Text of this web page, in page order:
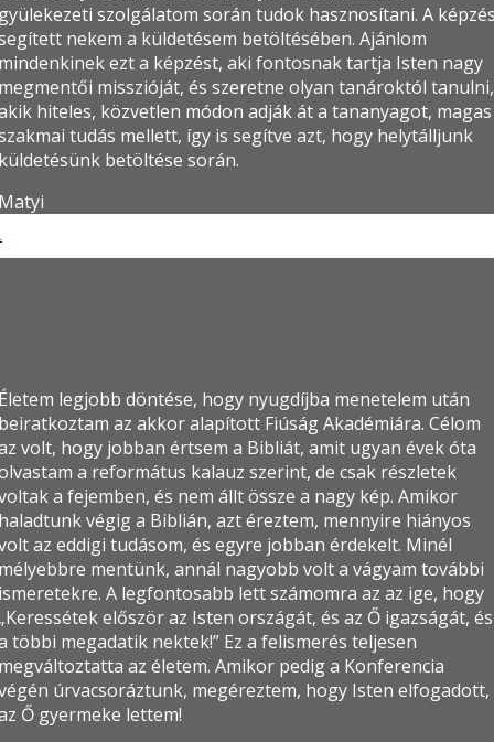
szolgálatom során tudok hasznosítani. A
nekem a küldetésem betöltésében. Ajánlom
ezt a képzést, aki fontosnak tartja Isten nagy
misszióját, és szeretne olyan tanároktól tanulni,
hiteles, közvetlen módon adják át a tananyagot, magas
tudás mellett, így is segítve azt, hogy helytálljunk
betöltése során.
legjobb döntése, hogy nyugdíjba menetelem után
az akkor alapított Fiúság Akadémiára. Célom
volt, hogy jobban értsem a Bibliát, amit ugyan évek óta
a református kalauz szerint, de csak részletek
a fejemben, és nem állt össze a nagy kép. Amikor
végig a Biblián, azt éreztem, mennyire hiányos
az eddigi tudásom, és egyre jobban érdekelt. Minél
mentünk, annál nagyobb volt a vágyam további
A legfontosabb lett számomra az az ige, hogy
először az Isten országát, és az Ő igazságát, és
többi megadatik nektek!” Ez a felismerés teljesen
az életem. Amikor pedig a Konferencia
úrvacsoráztunk, megéreztem, hogy Isten elfogadott,
Ő gyermeke lettem!